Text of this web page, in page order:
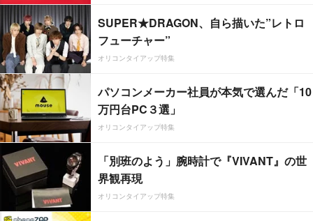
SUPER★DRAGON、自ら描いた”レトロ
フューチャー”
オリコンタイアップ特集
パソコンメーカー社員が本気で選んだ「10
万円台PC３選」
オリコンタイアップ特集
「別班のよう」腕時計で『VIVANT』の世
界観再現
オリコンタイアップ特集